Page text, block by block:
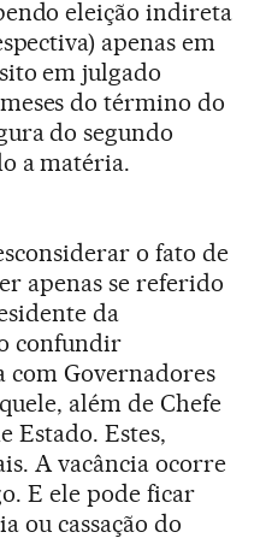
eleição indireta
apenas em
em julgado
do término do
do segundo
a matéria.
o fato de
apenas se referido
da
confundir
com Governadores
além de Chefe
Estado. Estes,
A vacância ocorre
E ele pode ficar
ou cassação do